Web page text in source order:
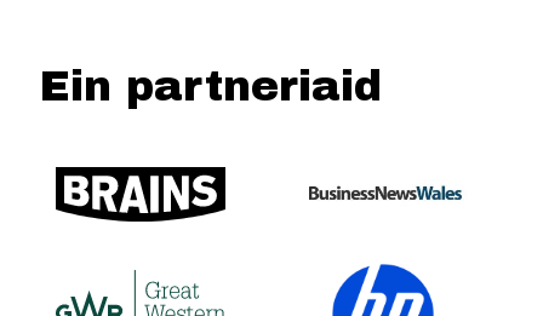
Ein partneriaid